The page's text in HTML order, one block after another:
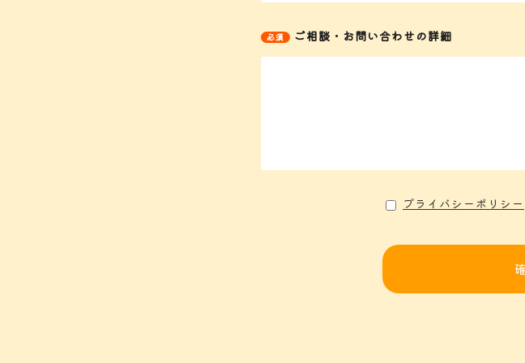
ご相談・お問い合わせの詳細
プライバシーポリシー